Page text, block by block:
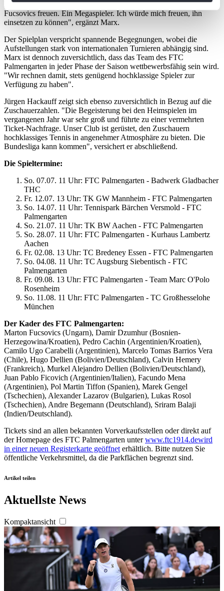
bestimmten Merkmalen (Fingerprinting) identifizieren
verarbeitet werden, und legen Sie Ihre Präferenzen im
Abschnitt Einzelheitenfest.
Wir verwenden Cookies, um Inhalte und Anzeigen zu
zu können und die Zugriffe auf unsere Website zu
analysieren. Außerdem geben wir Informationen zu Ihrer
Verwendung unserer Website an unsere Partner für
soziale Medien, Werbung und Analysen weiter. Unsere
Partner führen diese Informationen möglicherweise mit
weiteren Daten zusammen, die Sie ihnen bereitgestellt
haben oder die sie im Rahmen Ihrer Nutzung der Dienste
gesammelt haben. Die
jederzeit über den Link im Footer aufgerufen und
angepasst werden.
Erfahrung und Stärke ein. "Die FTC-Fans können sich auf
Fucsovics freuen. Ein Megaspieler. Ich würde mich freuen, ihn
einsetzen zu können", ergänzt Marx.
Der Spielplan verspricht spannende Begegnungen, wobei die
Aufstellungen stark von internationalen Turnieren abhängig sind.
Marx ist dennoch zuversichtlich, dass das Team des FTC
Palmengarten in jeder Phase der Saison wettbewerbsfähig sein wird.
"Wir rechnen damit, stets genügend hochklassige Spieler zur
Verfügung zu haben".
Jürgen Hackauff zeigt sich ebenso zuversichtlich in Bezug auf die
Zuschauerzahlen. "Die Begeisterung bei den Heimspielen im
vergangenen Jahr war sehr groß und führte zu einer vermehrten
Ticket-Nachfrage. Unser Club ist gerüstet, den Zuschauern
hochklassiges Tennis in angenehmer Atmosphäre zu bieten. Die
Bundesliga kann kommen", versichert er abschließend.
Die Spieltermine:
So. 07.07. 11 Uhr: FTC Palmengarten - Badwerk Gladbacher
THC
Fr. 12.07. 13 Uhr: TK GW Mannheim - FTC Palmengarten
So. 14.07. 11 Uhr: Tennispark Bärchen Versmold - FTC
Palmengarten
So. 21.07. 11 Uhr: TK BW Aachen - FTC Palmengarten
So. 28.07. 11 Uhr: FTC Palmengarten - Kurhaus Lambertz
Aachen
Fr. 02.08. 13 Uhr: TC Bredeney Essen - FTC Palmengarten
So. 04.08. 11 Uhr: TC Augsburg Siebentisch - FTC
Palmengarten
Fr. 09.08. 13 Uhr: FTC Palmengarten - Team Marc O'Polo
Rosenheim
So. 11.08. 11 Uhr: FTC Palmengarten - TC Großhesselohe
München
Der Kader des FTC Palmengarten:
Marton Fucsovics (Ungarn), Damir Dzumhur (Bosnien-
Herzegowina/Kroatien), Pedro Cachin (Argentinien/Kroatien),
Camilo Ugo Carabelli (Argentinien), Marcelo Tomas Barrios Vera
(Chile), Hugo Dellien (Bolivien/Deutschland), Calvin Hemery
(Frankreich), Murkel Alejandro Dellien (Bolivien/Deutschland),
Juan Pablo Ficovich (Argentinien/Italien), Facundo Mena
(Argentinien), Pol Martin Tiffon (Spanien), Marek Gengel
(Tschechien), Alexander Lazarov (Bulgarien), Lukas Rosol
(Tschechien), Andre Begemann (Deutschland), Sriram Balaji
(Indien/Deutschland).
Tickets sind an allen bekannten Vorverkaufsstellen oder direkt auf
der Homepage des FTC Palmengarten unterwww.ftc1914.dewird
in einer neuen Registerkarte geöffnet erhältlich. Bitte nutzen Sie
öffentliche Verkehrsmittel, da die Parkflächen begrenzt sind.
Artikel teilen
Aktuellste News
Kompaktansicht